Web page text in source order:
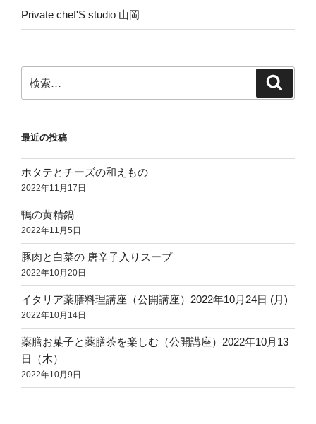
Private chef'S studio 山岡
索:
最近の投稿
ホタテとチーズの和えもの
2022年11月17日
鴨の黄精鍋
2022年11月5日
豚肉と白菜の 唐辛子入りスープ
2022年10月20日
イタリア薬膳料理講座（公開講座）2022年10月24日 (月)
2022年10月14日
薬膳お菓子と薬膳茶を楽しむ（公開講座）2022年10月13
日（木）
2022年10月9日